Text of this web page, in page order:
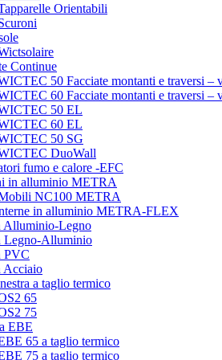
Orientabili
Continue
50 Facciate montanti e traversi –
60 Facciate montanti e traversi –
50 EL
60 EL
50 SG
DuoWall
fumo e calore -EFC
in alluminio METRA
NC100 METRA
in alluminio METRA-FLEX
Alluminio-Legno
Legno-Alluminio
PVC
Acciaio
a taglio termico
65
75
EBE
65 a taglio termico
75 a taglio termico